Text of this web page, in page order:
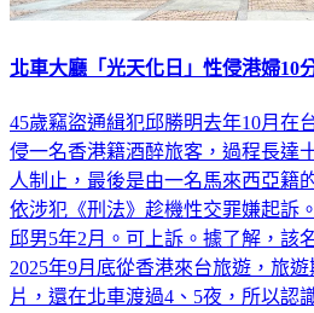
北車大廳「光天化日」性侵港婦10
45歲竊盜通緝犯邱勝明去年10月在
侵一名香港籍酒醉旅客，過程長達
人制止，最後是由一名馬來西亞籍
依涉犯《刑法》趁機性交罪嫌起訴
邱男5年2月。可上訴。據了解，該
2025年9月底從香港來台旅遊，旅
片，還在北車渡過4、5夜，所以認